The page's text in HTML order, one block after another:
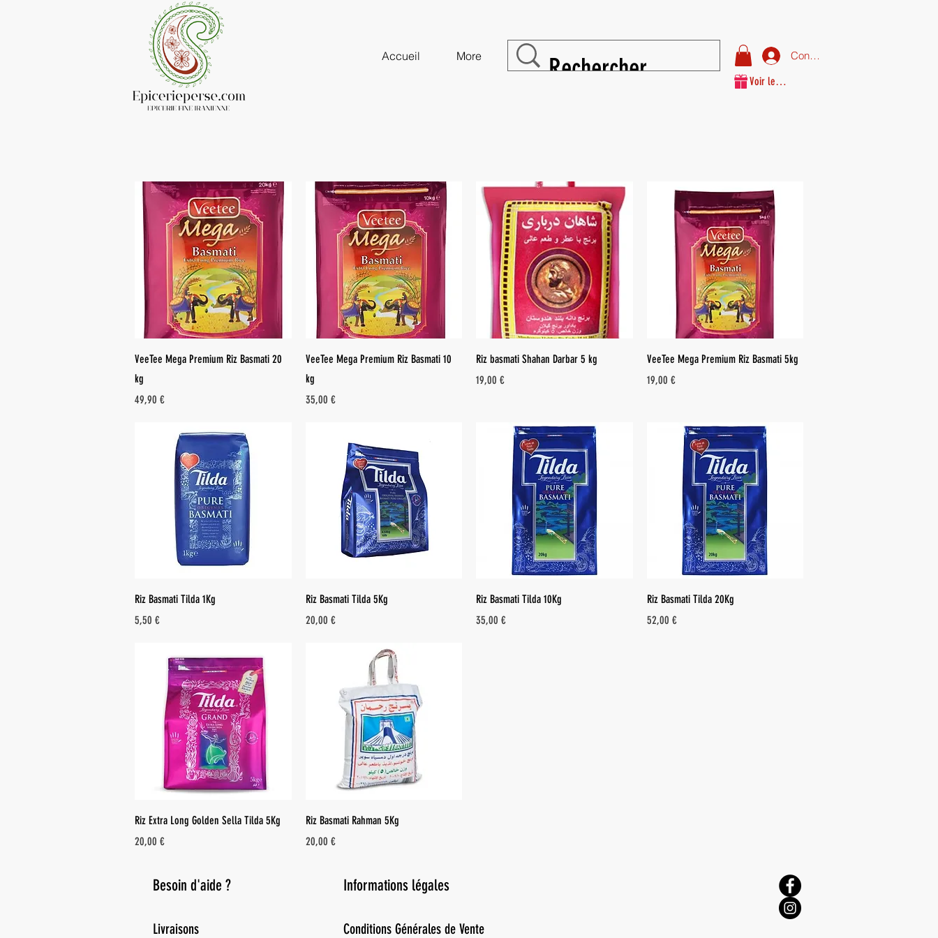
Accueil More
Voir les points
Connexion
Aperçu rapide
VeeTee Mega Premium Riz Basmati 20
kg
Prix
49,90 €
Aperçu rapide
VeeTee Mega Premium Riz Basmati 10
kg
Prix
35,00 €
Aperçu rapide
Riz basmati Shahan Darbar 5 kg
Prix
19,00 €
Aperçu rapide
VeeTee Mega Premium Riz Basmati 5kg
Prix
19,00 €
Aperçu rapide
Riz Basmati Tilda 1Kg
Prix
5,50 €
Aperçu rapide
Riz Basmati Tilda 5Kg
Prix
20,00 €
Aperçu rapide
Riz Basmati Tilda 10Kg
Prix
35,00 €
Aperçu rapide
Riz Basmati Tilda 20Kg
Prix
52,00 €
Aperçu rapide
Riz Extra Long Golden Sella Tilda 5Kg
Prix
20,00 €
Aperçu rapide
Riz Basmati Rahman 5Kg
Prix
20,00 €
Besoin d'aide ?
Livraisons
Informations légales
Conditions Générales de Vente